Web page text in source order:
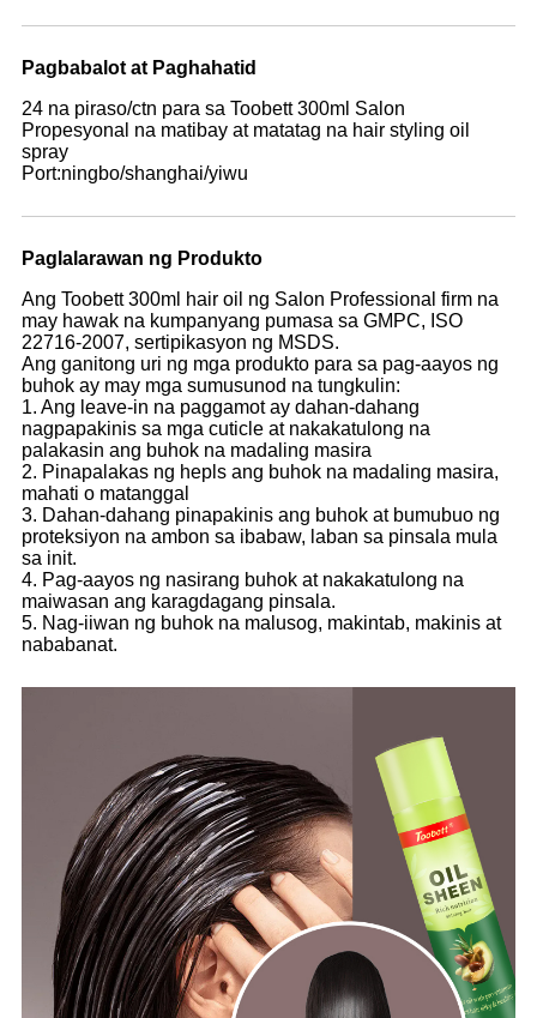
Pagbabalot at Paghahatid
24 na piraso/ctn para sa Toobett 300ml Salon
Propesyonal na matibay at matatag na hair styling oil
spray
Port:ningbo/shanghai/yiwu
Paglalarawan ng Produkto
Ang Toobett 300ml hair oil ng Salon Professional firm na
may hawak na kumpanyang pumasa sa GMPC, ISO
22716-2007, sertipikasyon ng MSDS.
Ang ganitong uri ng mga produkto para sa pag-aayos ng
buhok ay may mga sumusunod na tungkulin:
1. Ang leave-in na paggamot ay dahan-dahang
nagpapakinis sa mga cuticle at nakakatulong na
palakasin ang buhok na madaling masira
2. Pinapalakas ng hepls ang buhok na madaling masira,
mahati o matanggal
3. Dahan-dahang pinapakinis ang buhok at bumubuo ng
proteksiyon na ambon sa ibabaw, laban sa pinsala mula
sa init.
4. Pag-aayos ng nasirang buhok at nakakatulong na
maiwasan ang karagdagang pinsala.
5. Nag-iiwan ng buhok na malusog, makintab, makinis at
nababanat.